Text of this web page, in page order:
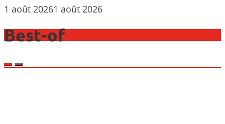
1 août 20261 août 2026
Best-of